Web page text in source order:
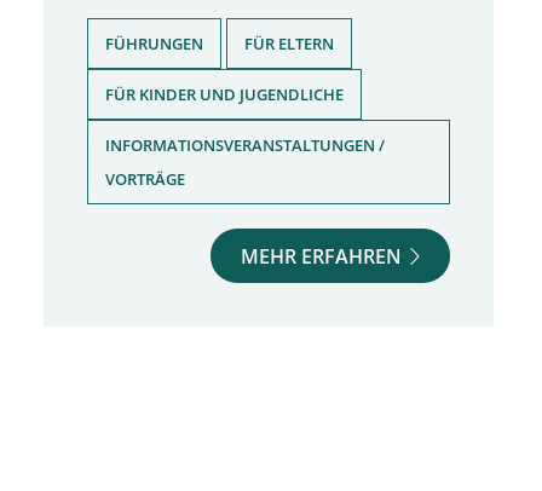
FÜHRUNGEN FÜR ELTERN
FÜR KINDER UND JUGENDLICHE
INFORMATIONSVERANSTALTUNGEN /
VORTRÄGE
MEHR ERFAHREN